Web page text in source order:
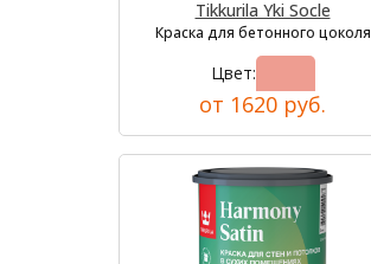
Tikkurila Yki Socle
Краска для бетонного цоколя
Цвет:
от 1620 руб.